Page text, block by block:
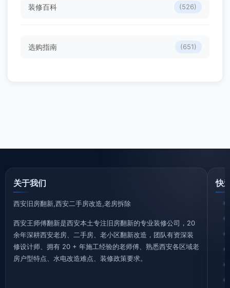
装修百科 (526)
选购指南 (651)
关于我们
西安旧房翻新,西安二手房改造,老房拆除
西安王师傅翻新是西安本土专注旧房翻新的专业装修公司，20
余年深耕西安老房、二手房、老小区翻新改造，团队有资深装
修设计师、拥有 20 + 年施工经验的老师傅、熟悉西安各区域老
房户型特点、水电改造难点、装修政策要求。
快